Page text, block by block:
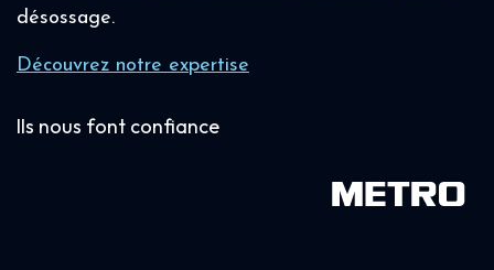
désossage.
Découvrez notre expertise
Ils nous font confiance